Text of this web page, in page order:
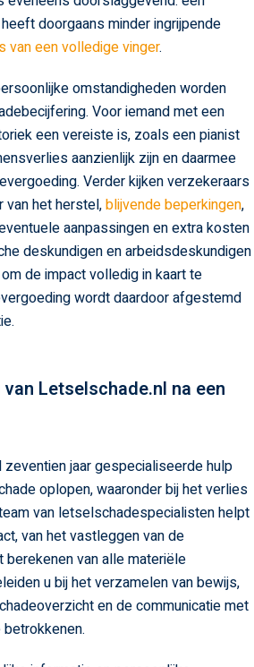
doorgaans minder ingrijpende
van een volledige vinger.
omstandigheden worden
Voor iemand met een
een vereiste is, zoals een pianist
aanzienlijk zijn en daarmee
Verder kijken verzekeraars
van het herstel,blijvende beperkingen,
aanpassingen en extra kosten
deskundigen en arbeidsdeskundigen
de impact volledig in kaart te
wordt daardoor afgestemd
Letselschade.nl na een
jaar gespecialiseerde hulp
oplopen, waaronder bij het verlies
van letselschadespecialisten helpt
van het vastleggen van de
berekenen van alle materiële
u bij het verzamelen van bewijs,
en de communicatie met